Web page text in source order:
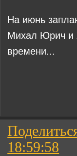
На июнь
Михал Юрич и
времени...
18:59:58